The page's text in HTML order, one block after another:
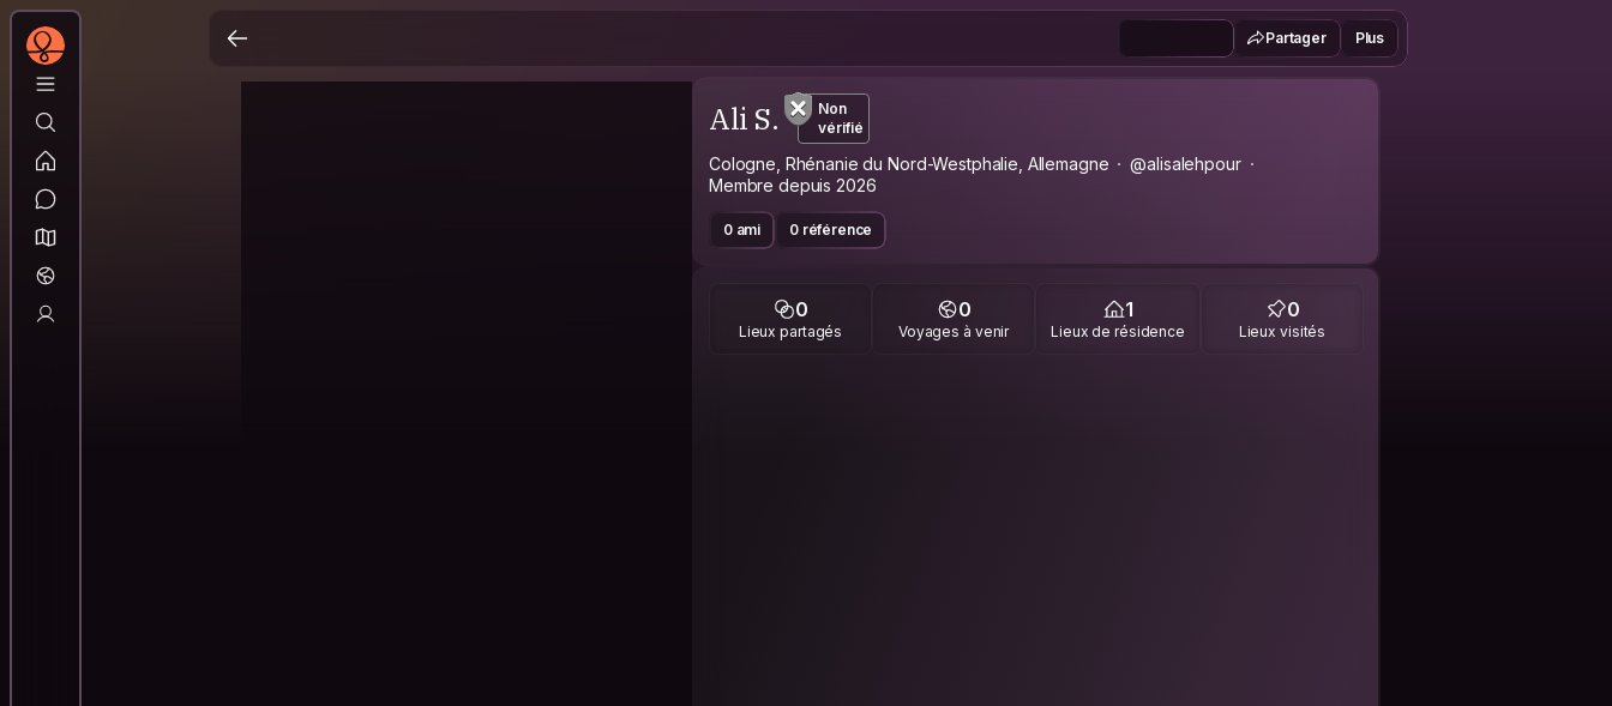
Partager Plus
Ali S.
Non
vérifié
Cologne, Rhénanie du Nord-Westphalie, Allemagne
@alisalehpour
Membre depuis 2026
0 ami 0 référence
0
Lieux partagés
0
Voyages à venir
1
Lieux de résidence
0
Lieux visités